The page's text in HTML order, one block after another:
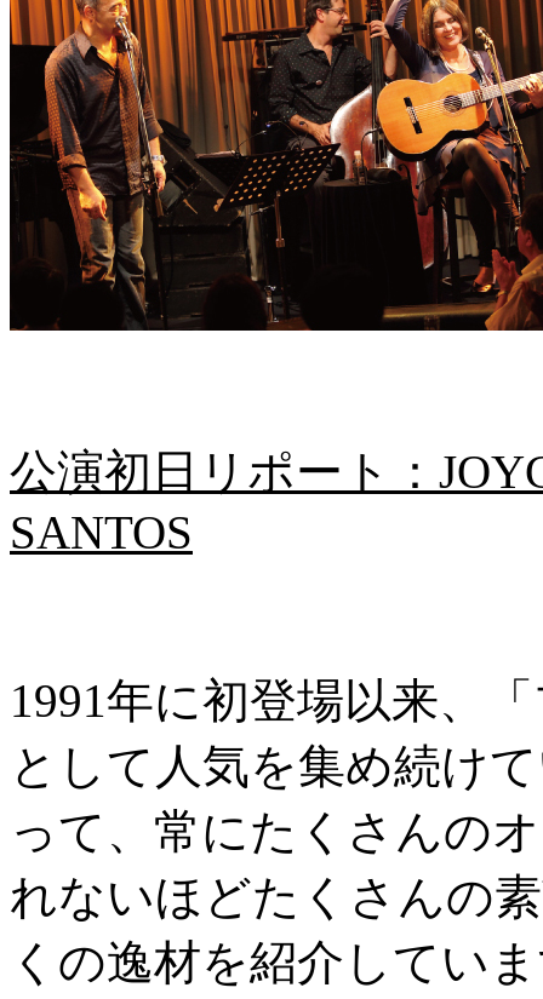
公演初日リポート：
SANTOS
1991年に初登場以来、
として人気を集め続け
って、常にたくさんの
れないほどたくさんの
くの逸材を紹介してい